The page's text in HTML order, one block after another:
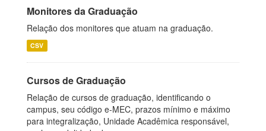
Monitores da Graduação
Relação dos monitores que atuam na graduação.
CSV
Cursos de Graduação
Relação de cursos de graduação, identificando o
campus, seu código e-MEC, prazos mínimo e máximo
para integralização, Unidade Acadêmica responsável,